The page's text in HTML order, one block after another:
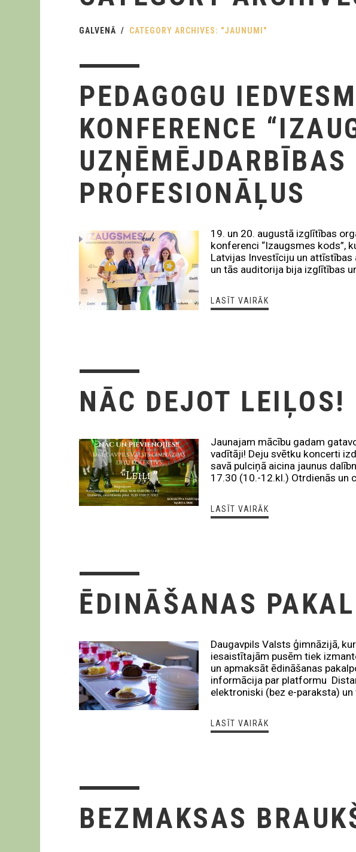
GALVENĀ CATEGORY ARCHIVES: "JAUNUMI"
PEDAGOGU
KONFERENCE
PROFESIONĀĻUS
19. un 20. augustā izglītības
konferenci “Izaugsmes kods”,
Latvijas Investīciju un attīstības
un tās auditorija bija izglītības
LASĪT VAIRĀK
NĀC DEJOT LEIĻOS!
Jaunajam mācību gadam
vadītāji! Deju svētku koncerti
savā pulciņā aicina jaunus
17.30 (10.-12.kl.) Otrdienās un
LASĪT VAIRĀK
ĒDINĀŠANAS
Daugavpils Valsts ģimnāzijā,
iesaistītajām pusēm tiek
un apmaksāt ēdināšanas
informācija par platformu
elektroniski (bez e-paraksta) un
LASĪT VAIRĀK
BEZMAKSAS